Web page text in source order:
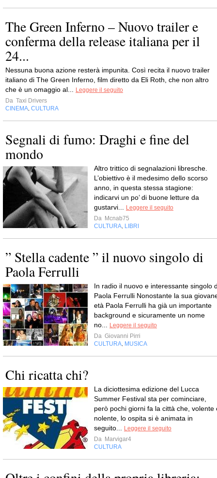
The Green Inferno – Nuovo trailer e
conferma della release italiana per il
24...
Nessuna buona azione resterà impunita. Così recita il nuovo trailer
italiano di The Green Inferno, film diretto da Eli Roth, che non altro
che è un omaggio al... Leggere il seguito
Da Taxi Drivers
CINEMA, CULTURA
Segnali di fumo: Draghi e fine del
mondo
Altro trittico di segnalazioni libresche.
L’obiettivo è il medesimo dello scorso
anno, in questa stessa stagione:
indicarvi un po’ di buone letture da
gustarvi... Leggere il seguito
Da Mcnab75
CULTURA, LIBRI
” Stella cadente ” il nuovo singolo di
Paola Ferrulli
In radio il nuovo e interessante singolo
Paola Ferrulli Nonostante la sua
età Paola Ferrulli ha già un importante
background e sicuramente un nome
no... Leggere il seguito
Da Giovanni Pirri
CULTURA, MUSICA
Chi ricatta chi?
La diciottesima edizione del Lucca
Summer Festival sta per cominciare,
però pochi giorni fa la città che, volente
nolente, lo ospita si è animata in
seguito... Leggere il seguito
Da Marvigar4
CULTURA